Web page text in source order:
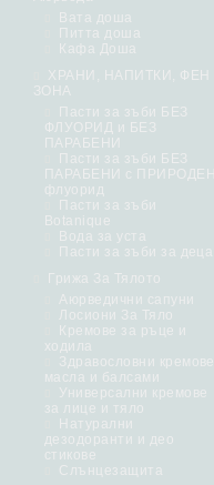
Вата доша
Питта доша
Кафа Доша
ХРАНИ, НАПИТКИ, ФЕН
ЗОНА
Пасти за зъби БЕЗ
ФЛУОРИД и БЕЗ
ПАРАБЕНИ
Пасти за зъби БЕЗ
ПАРАБЕНИ с ПРИРОДЕН
флуорид
Пасти за зъби
Botanique
Вода за уста
Пасти за зъби за деца
Грижа За Тялото
Аюрведични сапуни
Лосиони За Тяло
Кремове за ръце и
ходила
Здравословни кремове,
масла и балсами
Универсални кремове
за лице и тяло
Натурални
дезодоранти и део
стикове
Слънцезащита